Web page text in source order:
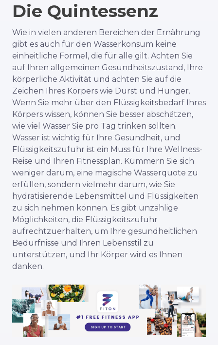
Die Quintessenz
Wie in vielen anderen Bereichen der Ernährung
gibt es auch für den Wasserkonsum keine
einheitliche Formel, die für alle gilt. Achten Sie
auf Ihren allgemeinen Gesundheitszustand, Ihre
körperliche Aktivität und achten Sie auf die
Zeichen Ihres Körpers wie Durst und Hunger.
Wenn Sie mehr über den Flüssigkeitsbedarf Ihres
Körpers wissen, können Sie besser abschätzen,
wie viel Wasser Sie pro Tag trinken sollten.
Wasser ist wichtig für Ihre Gesundheit, und
Flüssigkeitszufuhr ist ein Muss für Ihre Wellness-
Reise und Ihren Fitnessplan. Kümmern Sie sich
weniger darum, eine magische Wasserquote zu
erfüllen, sondern vielmehr darum, wie Sie
hydratisierende Lebensmittel und Flüssigkeiten
zu sich nehmen können. Es gibt unzählige
Möglichkeiten, die Flüssigkeitszufuhr
aufrechtzuerhalten, um Ihre gesundheitlichen
Bedürfnisse und Ihren Lebensstil zu
unterstützen, und Ihr Körper wird es Ihnen
danken.